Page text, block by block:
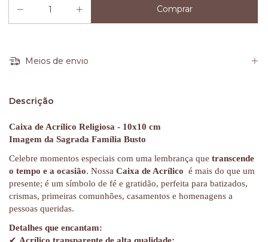
Meios de envio
Descrição
Caixa de Acrílico Religiosa - 10x10 cm
Imagem da Sagrada Família Busto
Celebre momentos especiais com uma lembrança que transcende
o tempo e a ocasião. Nossa Caixa de Acrílico é mais do que um
presente; é um símbolo de fé e gratidão, perfeita para batizados,
crismas, primeiras comunhões, casamentos e homenagens a
pessoas queridas.
Detalhes que encantam: